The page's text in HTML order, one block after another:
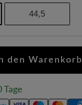
44,5
den Warenkorb
Tage